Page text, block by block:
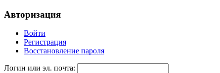
Авторизация
Войти
Регистрация
Восстановление пароля
Логин или эл. почта: